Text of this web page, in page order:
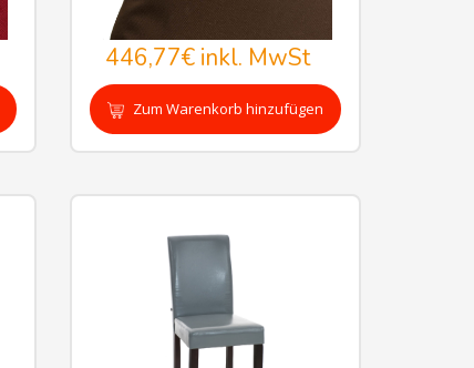
446,77€ inkl. MwSt
Zum Warenkorb hinzufügen